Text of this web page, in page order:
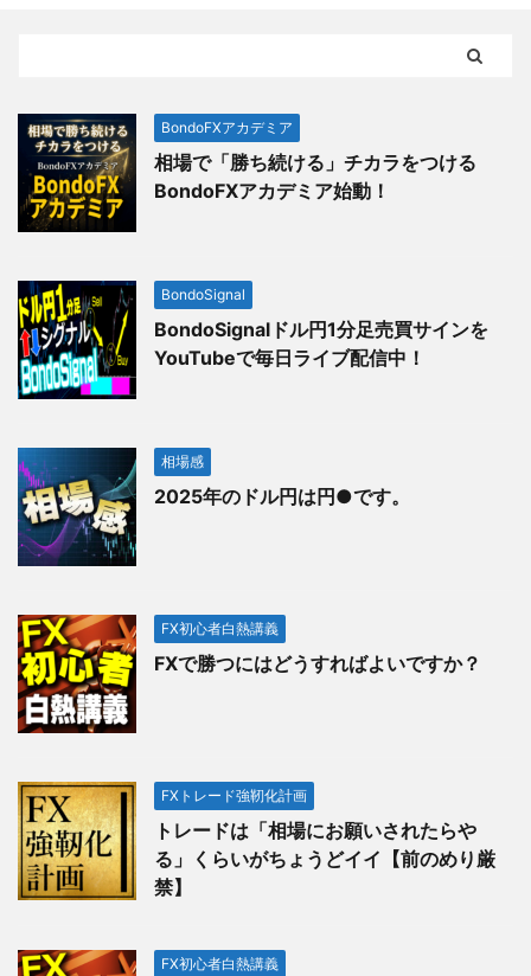
BondoFXアカデミア
相場で「勝ち続ける」チカラをつける
BondoFXアカデミア始動！
BondoSignal
BondoSignalドル円1分足売買サインを
YouTubeで毎日ライブ配信中！
相場感
2025年のドル円は円●です。
FX初心者白熱講義
FXで勝つにはどうすればよいですか？
FXトレード強靭化計画
トレードは「相場にお願いされたらや
る」くらいがちょうどイイ【前のめり厳
禁】
FX初心者白熱講義